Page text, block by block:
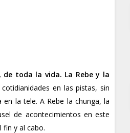
de toda la vida. La Rebe y la
en las pistas, sin
la tele. A Rebe la chunga, la
de acontecimientos en este
fin y al cabo.